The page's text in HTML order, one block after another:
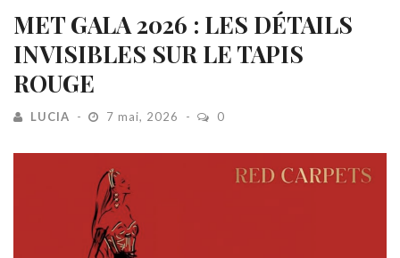
MET GALA 2026 : LES DÉTAILS
INVISIBLES SUR LE TAPIS
ROUGE
LUCIA 7 mai, 2026 0